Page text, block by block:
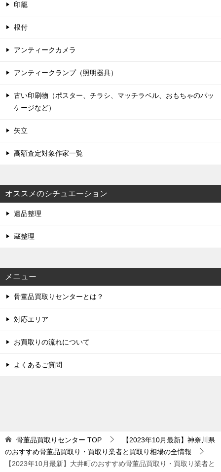
印籠
根付
アンティークカメラ
アンティークランプ（照明器具）
古い印刷物（ポスター、チラシ、マッチラベル、おもちゃのパッ
ケージなど）
矢立
高額査定対象作家一覧
オススメのシチュエーション
遺品整理
蔵整理
メニュー
骨董品買取りセンターとは？
対応エリア
お買取りの流れについて
よくあるご質問
骨董品買取りセンター TOP
【2023年10月最新】神奈川県
のおすすめ骨董品買取り・買取り業者と買取り相場の全情報
【2023年10月最新】大井町のおすすめ骨董品買取り・買取り業者と